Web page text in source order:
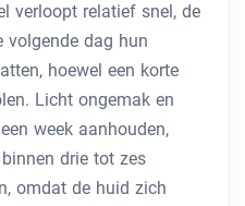
verloopt relatief snel, de
volgende dag hun
hoewel een korte
Licht ongemak en
week aanhouden,
drie tot zes
omdat de huid zich